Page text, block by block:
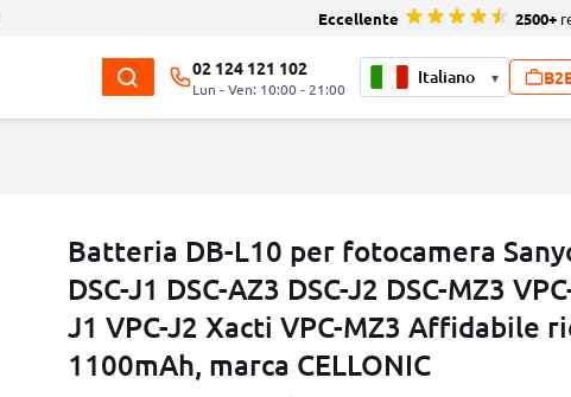
Eccellente 2500+
02 124 121 102
Lun - Ven: 10:00 - 21:00
▾
Batteria DB-L10 per fotocamera
DSC-J1 DSC-AZ3 DSC-J2 DSC-MZ3
J1 VPC-J2 Xacti VPC-MZ3 Affidabile
1100mAh, marca CELLONIC